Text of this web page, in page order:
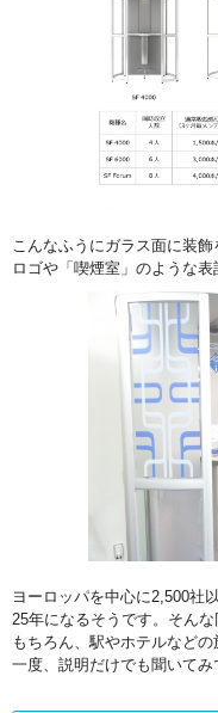
こんなふうにガラス面に装
ロゴや「喫煙室」のような
ヨーロッパを中心に2,500社
25年になるそうです。そん
もちろん、駅やホテルなど
一度、説明だけでも聞いてみ